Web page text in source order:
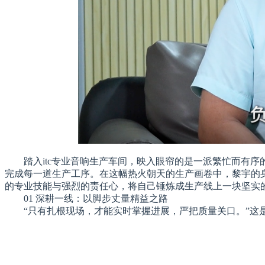
踏入itc专业音响生产车间，映入眼帘的是一派繁忙而有
完成每一道生产工序。在这幅热火朝天的生产画卷中，黎宇
的专业技能与强烈的责任心，将自己锤炼成生产线上一块坚实
01 深耕一线：以脚步丈量精益之路
“只有扎根现场，才能实时掌握进展，严把质量关口。”